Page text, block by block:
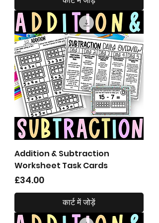
Addition & Subtraction
Worksheet Task Cards
मूल्य
£34.00
कार्ट में जोड़ें